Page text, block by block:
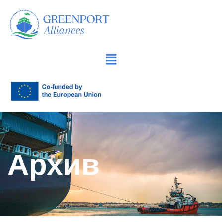
Продължете
към
Архив